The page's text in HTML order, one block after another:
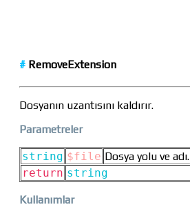
# RemoveExtension
Dosyanın uzantısını kaldırır.
Parametreler
string $file Dosya yolu ve adı.
return string
Kullanımlar